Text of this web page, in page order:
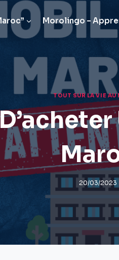
Morolingo –
TOUT SUR LA VIE AU
20/03/2023